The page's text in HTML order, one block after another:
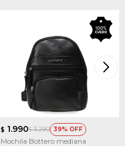
$ 1.990$ 3.290 39
Mochila Bottero mediana